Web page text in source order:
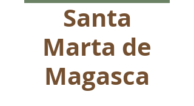
Santa
Marta de
Magasca